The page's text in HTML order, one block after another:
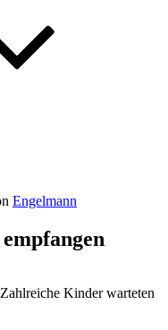
Engelmann
Kinder warteten